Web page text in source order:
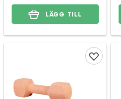
LÄGG TILL